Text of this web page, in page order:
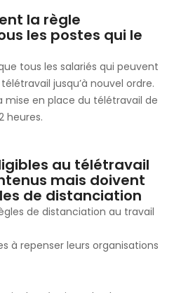
la règle
les postes qui le
tous les salariés qui peuvent
jusqu’à nouvel ordre.
mise en place du télétravail de
heures.
au télétravail
mais doivent
de distanciation
de distanciation au travail
à repenser leurs organisations